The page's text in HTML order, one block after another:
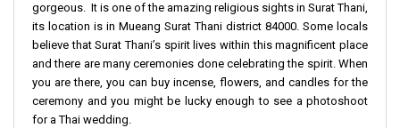
gorgeous. It is one of the amazing religious sights in Surat Thani,
its location is in Mueang Surat Thani district 84000. Some locals
believe that Surat Thani’s spirit lives within this magnificent place
and there are many ceremonies done celebrating the spirit. When
you are there, you can buy incense, flowers, and candles for the
ceremony and you might be lucky enough to see a photoshoot
for a Thai wedding.